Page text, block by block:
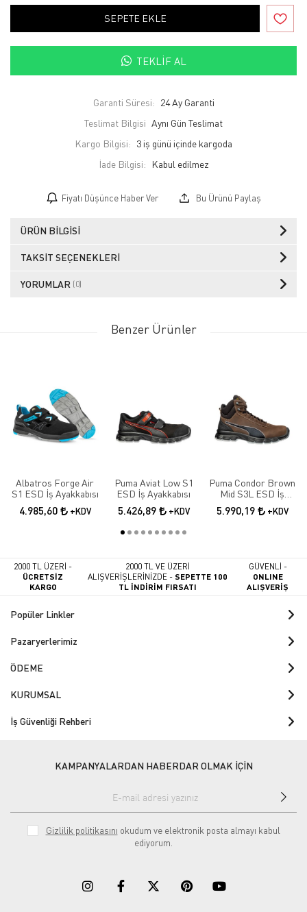
SEPETE EKLE
TEKLIF AL
Garanti Süresi: 24 Ay Garanti
Teslimat Bilgisi Aynı Gün Teslimat
Kargo Bilgisi: 3 iş günü içinde kargoda
İade Bilgisi:
Fiyatı Düşünce Haber Ver Bu Ürünü Paylaş
ÜRÜN BILGISI
TAKSIT SEÇENEKLERI
YORUMLAR (0)
Benzer Ürünler
Albatros Forge Air
S1 ESD İş Ayakkabısı
4.985,60 +KDV
Puma Aviat Low S1
ESD İş Ayakkabısı
5.426,89 +KDV
Puma Condor Brown
Mid S3L ESD İş
Ayakkabısı
5.990,19 +KDV
2000 TL ÜZERİ -
ÜCRETSİZ
KARGO
2000 TL VE ÜZERİ
ALIŞVERİŞLERİNİZDE -SEPETTE 100
TL İNDİRİM FIRSATI
GÜVENLİ -
ONLINE
ALIŞVERİŞ
Popüler Linkler
Pazaryerlerimiz
ÖDEME
KURUMSAL
İş Güvenliği Rehberi
KAMPANYALARDAN HABERDAR OLMAK İÇİN
Gizlilik politikasını okudum ve elektronik posta almayı kabul
ediyorum.